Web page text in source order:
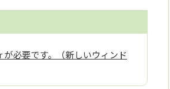
必要です。（新しいウィンド